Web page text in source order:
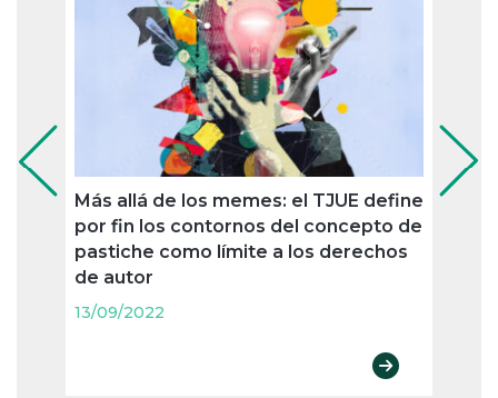
Más allá de los memes: el TJUE define
por fin los contornos del concepto de
pastiche como límite a los derechos
de autor
13/09/2022